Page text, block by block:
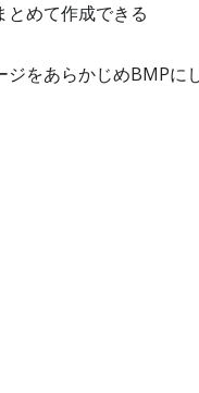
とめて作成できる
をあらかじめBMPに